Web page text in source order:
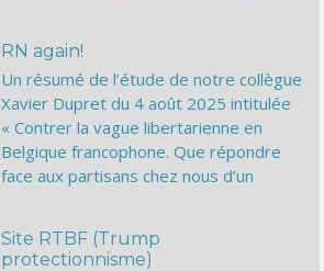
RN again!
Un résumé de l’étude de notre collègue
Xavier Dupret du 4 août 2025 intitulée
« Contrer la vague libertarienne en
Belgique francophone. Que répondre
face aux partisans chez nous d’un
Site RTBF (Trump
protectionnisme)